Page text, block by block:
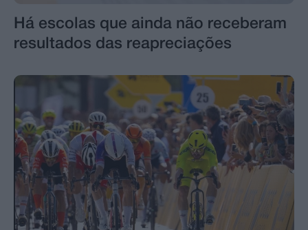
Há escolas que ainda não receberam
resultados das reapreciações